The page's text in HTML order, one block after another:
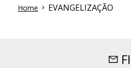
Home EVANGELIZAÇÃO